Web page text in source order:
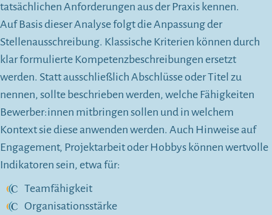
tatsächlichen Anforderungen aus der Praxis kennen.
Auf Basis dieser Analyse folgt die Anpassung der
Stellenausschreibung. Klassische Kriterien können durch
klar formulierte Kompetenzbeschreibungen ersetzt
werden. Statt ausschließlich Abschlüsse oder Titel zu
nennen, sollte beschrieben werden, welche Fähigkeiten
Bewerber:innen mitbringen sollen und in welchem
Kontext sie diese anwenden werden. Auch Hinweise auf
Engagement, Projektarbeit oder Hobbys können wertvolle
Indikatoren sein, etwa für:
Teamfähigkeit
Organisationsstärke